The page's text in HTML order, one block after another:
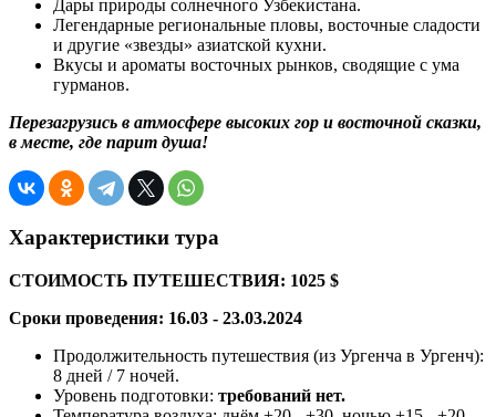
Дары природы солнечного Узбекистана.
Легендарные региональные пловы, восточные сладости
и другие «звезды» азиатской кухни.
Вкусы и ароматы восточных рынков, сводящие с ума
гурманов.
Перезагрузись в атмосфере высоких гор и восточной сказки,
в месте, где парит душа!
Характеристики тура
СТОИМОСТЬ ПУТЕШЕСТВИЯ: 1025 $
Сроки проведения: 16.03 - 23.03.2024
Продолжительность путешествия (из Ургенча в Ургенч):
8 дней / 7 ночей.
Уровень подготовки: требований нет.